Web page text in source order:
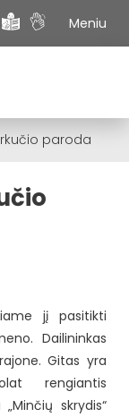
Meniu
paroda
jį pasitikti
Dailininkas
Gitas yra
rengiantis
skrydis“